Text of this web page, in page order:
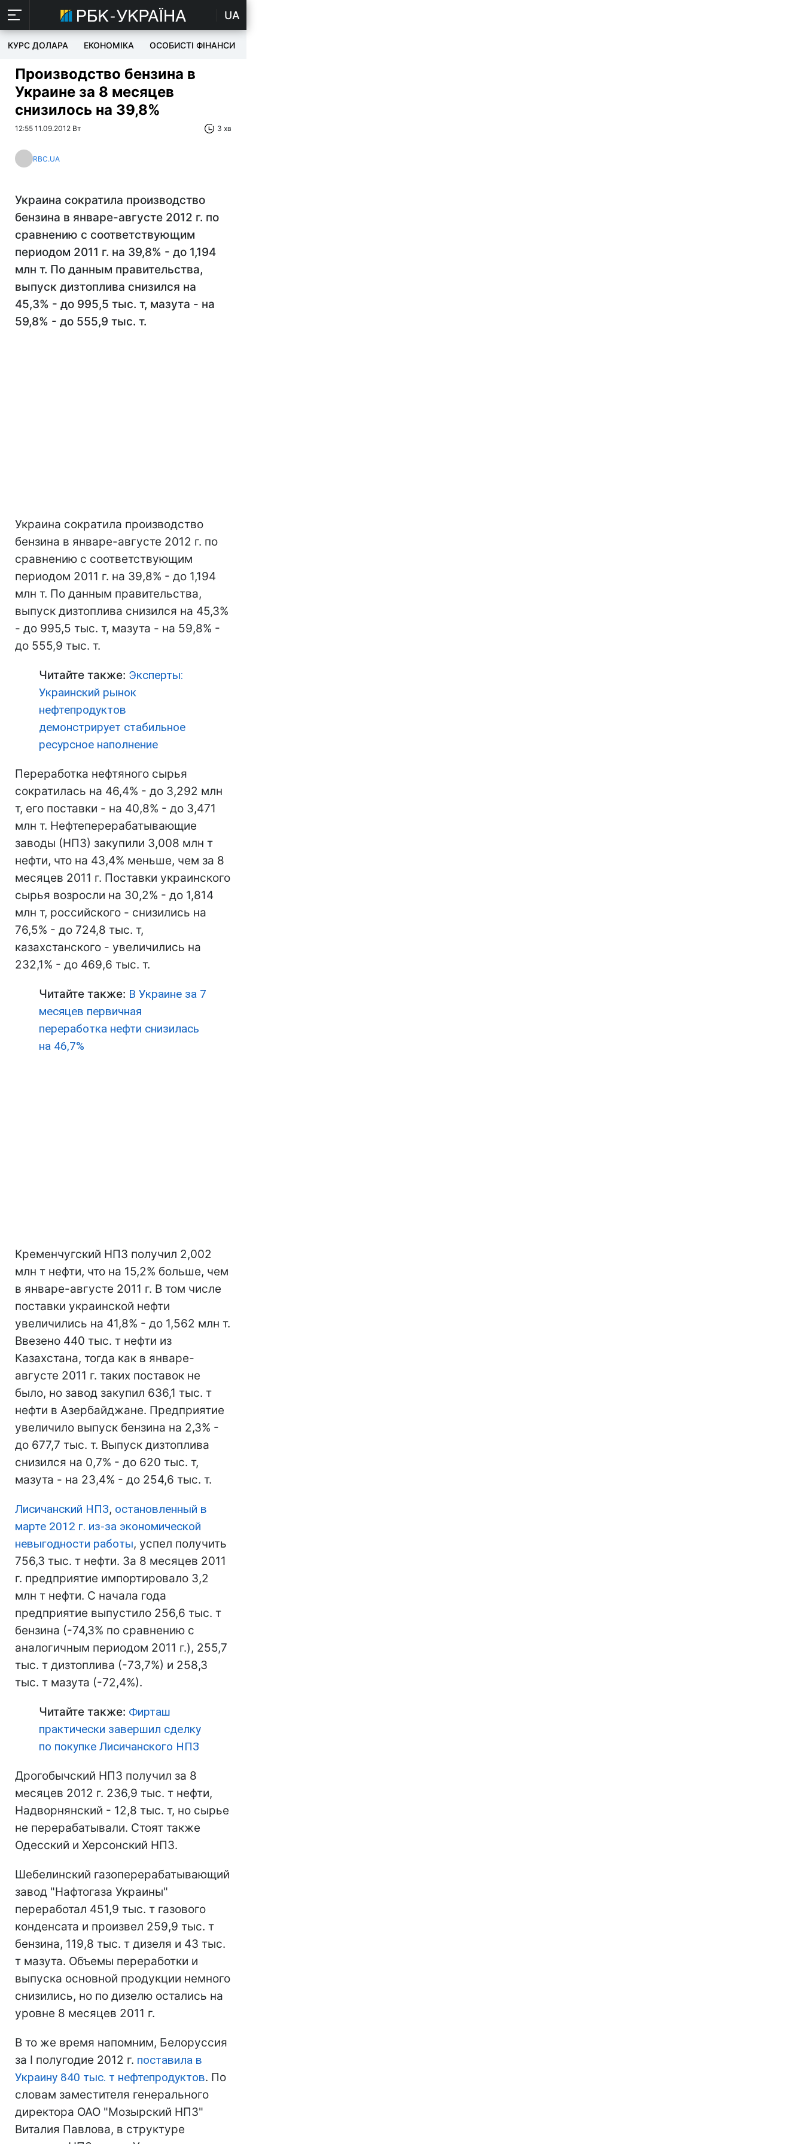
UA
КУРС ДОЛАРА ЕКОНОМІКА ОСОБИСТІ ФІНАНСИ
Производство бензина в
Украине за 8 месяцев
снизилось на 39,8%
12:55 11.09.2012 Вт 3 хв
RBC.UA
Украина сократила производство
бензина в январе-августе 2012 г. по
сравнению с соответствующим
периодом 2011 г. на 39,8% - до 1,194
млн т. По данным правительства,
выпуск дизтоплива снизился на
45,3% - до 995,5 тыс. т, мазута - на
59,8% - до 555,9 тыс. т.
Украина сократила производство
бензина в январе-августе 2012 г. по
сравнению с соответствующим
периодом 2011 г. на 39,8% - до 1,194
млн т. По данным правительства,
выпуск дизтоплива снизился на 45,3%
- до 995,5 тыс. т, мазута - на 59,8% -
до 555,9 тыс. т.
Читайте также: Эксперты:
Украинский рынок
нефтепродуктов
демонстрирует стабильное
ресурсное наполнение
Переработка нефтяного сырья
сократилась на 46,4% - до 3,292 млн
т, его поставки - на 40,8% - до 3,471
млн т. Нефтеперерабатывающие
заводы (НПЗ) закупили 3,008 млн т
нефти, что на 43,4% меньше, чем за 8
месяцев 2011 г. Поставки украинского
сырья возросли на 30,2% - до 1,814
млн т, российского - снизились на
76,5% - до 724,8 тыс. т,
казахстанского - увеличились на
232,1% - до 469,6 тыс. т.
Читайте также: В Украине за 7
месяцев первичная
переработка нефти снизилась
на 46,7%
Кременчугский НПЗ получил 2,002
млн т нефти, что на 15,2% больше, чем
в январе-августе 2011 г. В том числе
поставки украинской нефти
увеличились на 41,8% - до 1,562 млн т.
Ввезено 440 тыс. т нефти из
Казахстана, тогда как в январе-
августе 2011 г. таких поставок не
было, но завод закупил 636,1 тыс. т
нефти в Азербайджане. Предприятие
увеличило выпуск бензина на 2,3% -
до 677,7 тыс. т. Выпуск дизтоплива
снизился на 0,7% - до 620 тыс. т,
мазута - на 23,4% - до 254,6 тыс. т.
Лисичанский НПЗ, остановленный в
марте 2012 г. из-за экономической
невыгодности работы, успел получить
756,3 тыс. т нефти. За 8 месяцев 2011
г. предприятие импортировало 3,2
млн т нефти. С начала года
предприятие выпустило 256,6 тыс. т
бензина (-74,3% по сравнению с
аналогичным периодом 2011 г.), 255,7
тыс. т дизтоплива (-73,7%) и 258,3
тыс. т мазута (-72,4%).
Читайте также: Фирташ
практически завершил сделку
по покупке Лисичанского НПЗ
Дрогобычский НПЗ получил за 8
месяцев 2012 г. 236,9 тыс. т нефти,
Надворнянский - 12,8 тыс. т, но сырье
не перерабатывали. Стоят также
Одесский и Херсонский НПЗ.
Шебелинский газоперерабатывающий
завод "Нафтогаза Украины"
переработал 451,9 тыс. т газового
конденсата и произвел 259,9 тыс. т
бензина, 119,8 тыс. т дизеля и 43 тыс.
т мазута. Объемы переработки и
выпуска основной продукции немного
снизились, но по дизелю остались на
уровне 8 месяцев 2011 г.
В то же время напомним, Белоруссия
за I полугодие 2012 г. поставила в
Украину 840 тыс. т нефтепродуктов. По
словам заместителя генерального
директора ОАО "Мозырский НПЗ"
Виталия Павлова, в структуре